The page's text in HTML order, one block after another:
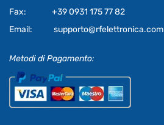
Fax:
+39 0931 175 77 82
Email:
supporto@rfelettronica.com
Metodi di Pagamento: